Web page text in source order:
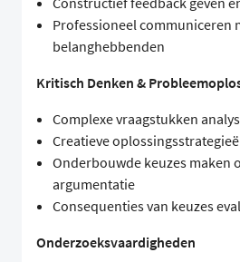
Professioneel communiceren
belanghebbenden
Kritisch Denken &
Complexe vraagstukken
Creatieve
Onderbouwde keuzes maken
argumentatie
Consequenties van keuzes
Onderzoeksvaardigheden